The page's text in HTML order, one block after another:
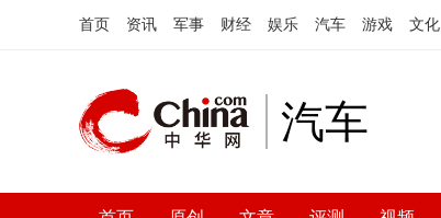
首页 资讯 军事 财经 娱乐 汽车 游戏 文化
汽车